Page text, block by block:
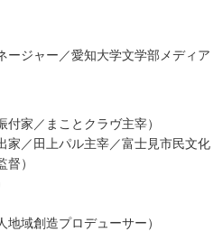
ージャー／愛知大学文学部メディア
家／まことクラヴ主宰）
家／田上パル主宰／富士見市民文化
）
域創造プロデューサー）